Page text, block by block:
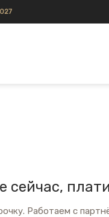
сейчас,
Работаем с